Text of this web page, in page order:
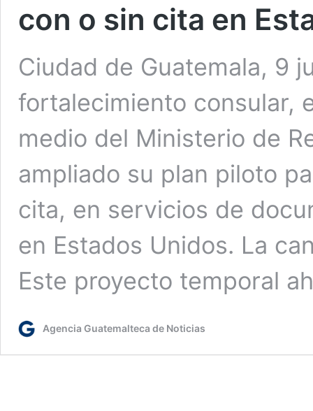
con o sin cita en
Ciudad de Guatemala, 9
fortalecimiento consular,
medio del Ministerio de
ampliado su plan piloto
cita, en servicios de
en Estados Unidos. La
Este proyecto temporal
Agencia Guatemalteca de Noticias